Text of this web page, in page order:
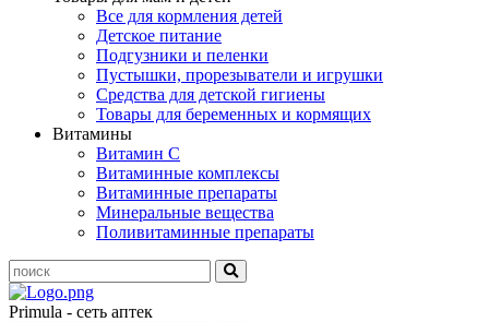
Все для кормления детей
Детское питание
Подгузники и пеленки
Пустышки, прорезыватели и игрушки
Средства для детской гигиены
Товары для беременных и кормящих
Витамины
Витамин С
Витаминные комплексы
Витаминные препараты
Минеральные вещества
Поливитаминные препараты
Primula - сеть аптек